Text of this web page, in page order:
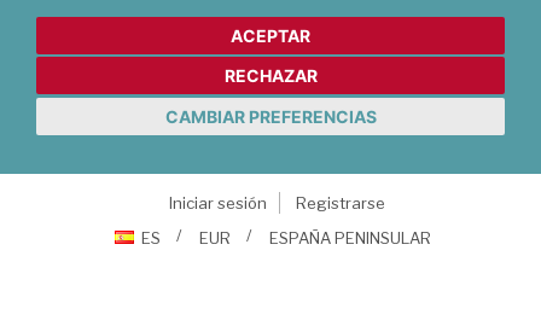
ACEPTAR
RECHAZAR
CAMBIAR PREFERENCIAS
Iniciar sesión
Registrarse
ES
EUR ESPAÑA PENINSULAR